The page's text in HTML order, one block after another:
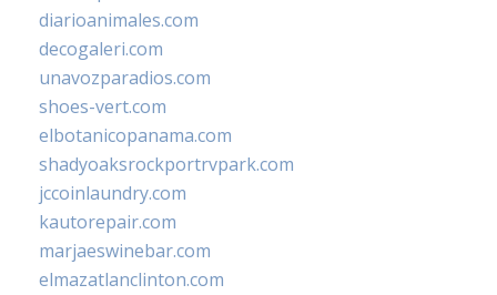
diarioanimales.com
decogaleri.com
unavozparadios.com
shoes-vert.com
elbotanicopanama.com
shadyoaksrockportrvpark.com
jccoinlaundry.com
kautorepair.com
marjaeswinebar.com
elmazatlanclinton.com